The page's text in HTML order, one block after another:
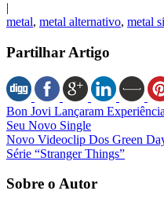
|
metal, metal alternativo, metal
Partilhar Artigo
Bon Jovi Lançaram
Seu Novo Single
Novo Videoclip Dos Green
Série “Stranger Things”
Sobre o Autor